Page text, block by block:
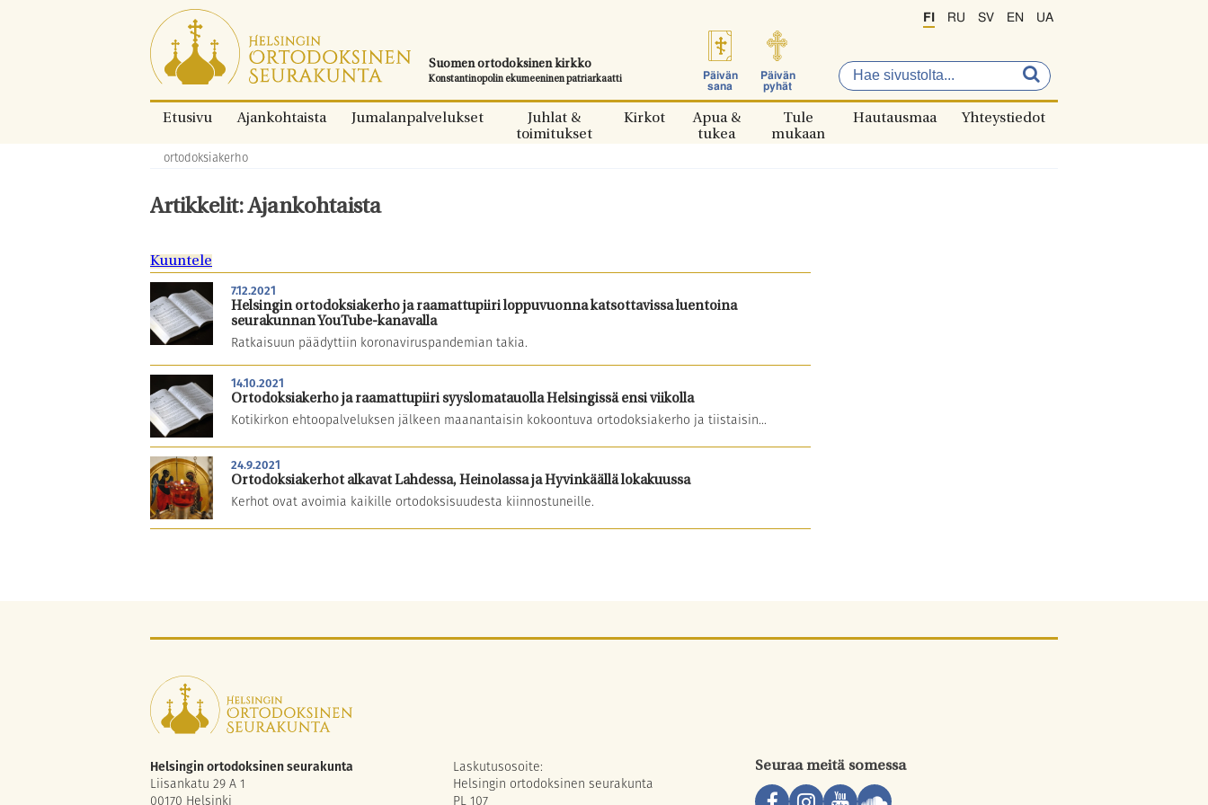
Siirry
suoraan
sisältöön.
Suomen ortodoksinen kirkko
Konstantinopolin ekumeeninen patriarkaatti
Päivän
sana
Päivän
pyhät
FI RU SV EN UA
Etusivu Ajankohtaista Jumalanpalvelukset
Juhlat &
toimitukset
Kirkot
Apua &
tukea
Tule
mukaan
Hautausmaa Yhteystiedot
Murupolku:
ortodoksiakerho
Artikkelit: Ajankohtaista
Kuuntele
7.12.2021
Helsingin ortodoksiakerho ja raamattupiiri loppuvuonna katsottavissa luentoina
seurakunnan YouTube-kanavalla
Ratkaisuun päädyttiin koronaviruspandemian takia.
14.10.2021
Ortodoksiakerho ja raamattupiiri syyslomatauolla Helsingissä ensi viikolla
Kotikirkon ehtoopalveluksen jälkeen maanantaisin kokoontuva ortodoksiakerho ja tiistaisin...
24.9.2021
Ortodoksiakerhot alkavat Lahdessa, Heinolassa ja Hyvinkäällä lokakuussa
Kerhot ovat avoimia kaikille ortodoksisuudesta kiinnostuneille.
Helsingin ortodoksinen seurakunta
Liisankatu 29 A 1
00170 Helsinki
Laskutusosoite:
Helsingin ortodoksinen seurakunta
PL 107
Seuraa meitä somessa